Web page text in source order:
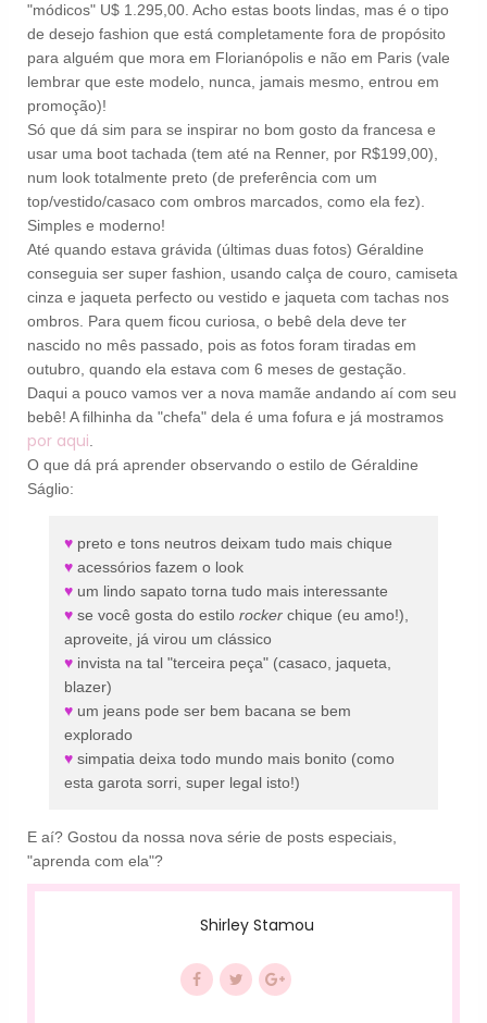
"módicos" U$ 1.295,00. Acho estas boots lindas, mas é o tipo
de desejo fashion que está completamente fora de propósito
para alguém que mora em Florianópolis e não em Paris (vale
lembrar que este modelo, nunca, jamais mesmo, entrou em
promoção)!
Só que dá sim para se inspirar no bom gosto da francesa e
usar uma boot tachada (tem até na Renner, por R$199,00),
num look totalmente preto (de preferência com um
top/vestido/casaco com ombros marcados, como ela fez).
Simples e moderno!
Até quando estava grávida (últimas duas fotos) Géraldine
conseguia ser super fashion, usando calça de couro, camiseta
cinza e jaqueta perfecto ou vestido e jaqueta com tachas nos
ombros. Para quem ficou curiosa, o bebê dela deve ter
nascido no mês passado, pois as fotos foram tiradas em
outubro, quando ela estava com 6 meses de gestação.
Daqui a pouco vamos ver a nova mamãe andando aí com seu
bebê! A filhinha da "chefa" dela é uma fofura e já mostramos
por aqui
O que dá prá aprender observando o estilo de Géraldine
Ságlio:
♥ preto e tons neutros deixam tudo mais chique
♥ acessórios fazem o look
♥ um lindo sapato torna tudo mais interessante
♥ se você gosta do estilo rockerchique (eu amo!),
aproveite, já virou um clássico
♥ invista na tal "terceira peça" (casaco, jaqueta,
blazer)
♥ um jeans pode ser bem bacana se bem
explorado
♥ simpatia deixa todo mundo mais bonito (como
esta garota sorri, super legal isto!)
E aí? Gostou da nossa nova série de posts especiais,
"aprenda com ela"?
Shirley Stamou